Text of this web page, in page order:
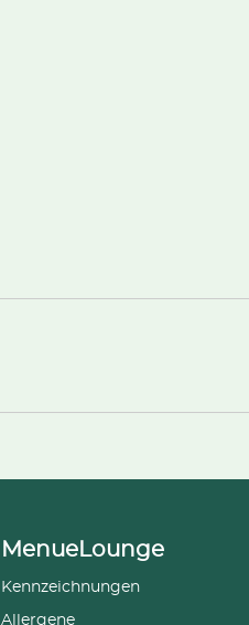
MenueLounge
Kennzeichnungen
Allergene